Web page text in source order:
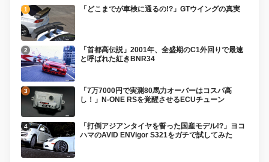
「どこまでが車検に通るの!?」GTウイングの真実
「首都高伝説」2001年、全盛期のC1外回りで最速
と呼ばれた紅きBNR34
「7万7000円で実測80馬力オーバーはコスパ高
し！」N-ONE RSを覚醒させるECUチューン
「打倒アジアンタイヤを誓った国産モデル!?」ヨコ
ハマのAVID ENVigor S321をガチで試してみた